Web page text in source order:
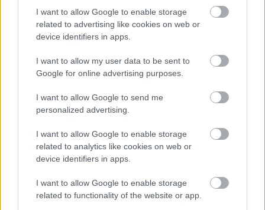
I want to allow Google to enable storage
related to advertising like cookies on web or
device identifiers in apps.
I want to allow my user data to be sent to
Google for online advertising purposes.
I want to allow Google to send me
personalized advertising.
I want to allow Google to enable storage
related to analytics like cookies on web or
device identifiers in apps.
I want to allow Google to enable storage
related to functionality of the website or app.
Kecskeméten is szakirányú
továbbképzésekkel erősít a Gál Ferenc
Egyetem
Túlfogyasztás napja - július 30-ra
felhasználta az emberiség a Föld egész
évre elegendő erőforrásait
Egyhetes országos ellenőrzést tart a